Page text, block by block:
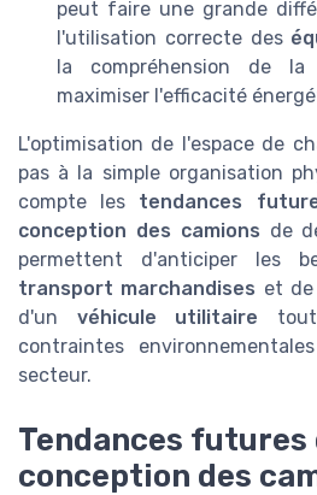
peut faire une grande
l'utilisation correcte des
la compréhension de la
maximiser l'efficacité
L'optimisation de l'espace de
pas à la simple organisation
compte les tendances
conception des camions de
permettent d'anticiper les
transport marchandises et
d'un véhicule utilitaire
contraintes
secteur.
Tendances futures
conception des